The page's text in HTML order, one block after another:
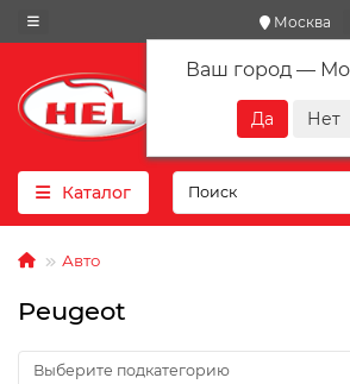
Москва
Ваш город —
Каталог
Авто
Peugeot